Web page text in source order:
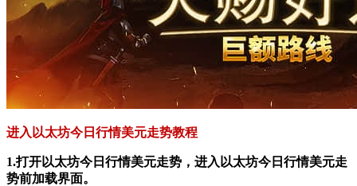
进入以太坊今日行情美元走势教程
1.打开以太坊今日行情美元走势，进入以太坊今日行情美元走
势前加载界面。